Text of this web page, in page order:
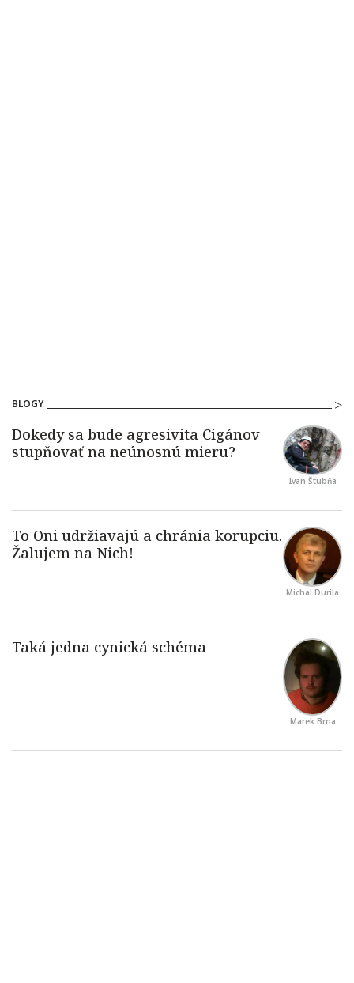
BLOGY
Ivan Štubňa
Michal Durila
Marek Brna